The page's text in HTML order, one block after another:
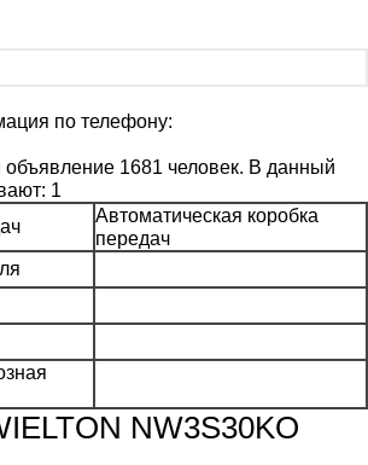
по телефону:
объявление 1681 человек. В данный
1
Автоматическая коробка
передач
NW3S30KO